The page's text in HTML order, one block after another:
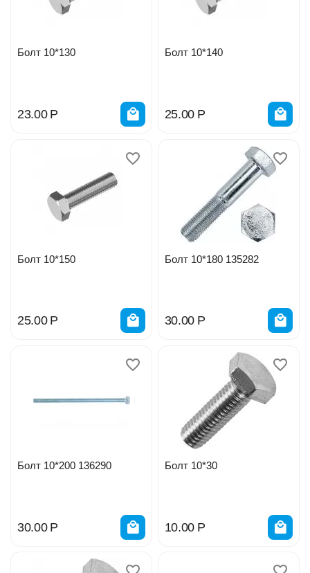
Болт 10*130
23.00 Р
Болт 10*140
25.00 Р
Болт 10*150
25.00 Р
Болт 10*180 135282
30.00 Р
Болт 10*200 136290
30.00 Р
Болт 10*30
10.00 Р